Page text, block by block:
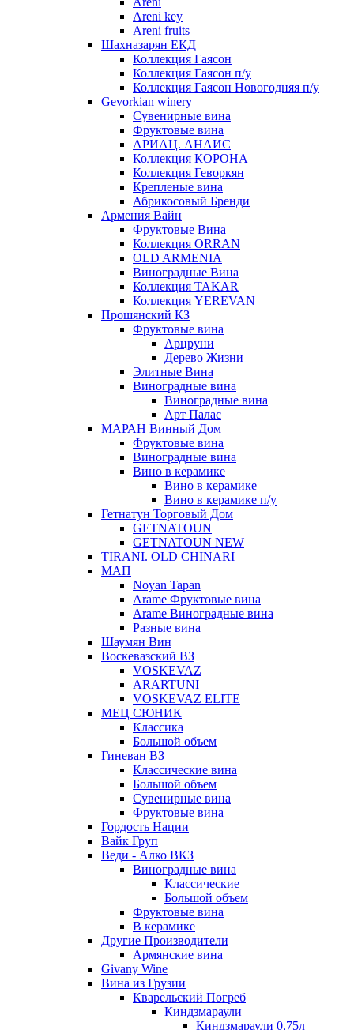
Areni key
Areni fruits
Шахназарян ЕКД
Коллекция Гаясон
Коллекция Гаясон п/у
Коллекция Гаясон Новогодняя п/у
Gevorkian winery
Сувенирные вина
Фруктовые вина
АРИАЦ. АНАИС
Коллекция КОРОНА
Коллекция Геворкян
Крепленые вина
Абрикосовый Бренди
Армения Вайн
Фруктовые Вина
Коллекция ORRAN
OLD ARMENIA
Виноградные Вина
Коллекция TAKAR
Коллекция YEREVAN
Прошянский КЗ
Фруктовые вина
Арцруни
Дерево Жизни
Элитные Вина
Виноградные вина
Виноградные вина
Арт Палас
МАРАН Винный Дом
Фруктовые вина
Виноградные вина
Вино в керамике
Вино в керамике
Вино в керамике п/у
Гетнатун Торговый Дом
GETNATOUN
GETNATOUN NEW
TIRANI. OLD CHINARI
МАП
Noyan Tapan
Arame Фруктовые вина
Arame Виноградные вина
Разные вина
Шаумян Вин
Воскевазский ВЗ
VOSKEVAZ
ARARTUNI
VOSKEVAZ ELITE
МЕЦ СЮНИК
Классика
Большой объем
Гиневан ВЗ
Классические вина
Большой объем
Сувенирные вина
Фруктовые вина
Гордость Нации
Вайк Груп
Веди - Алко ВКЗ
Виноградные вина
Классические
Большой объем
Фруктовые вина
В керамике
Другие Производители
Армянские вина
Givany Wine
Вина из Грузии
Кварельский Погреб
Киндзмараули
Киндзмараули 0,75л